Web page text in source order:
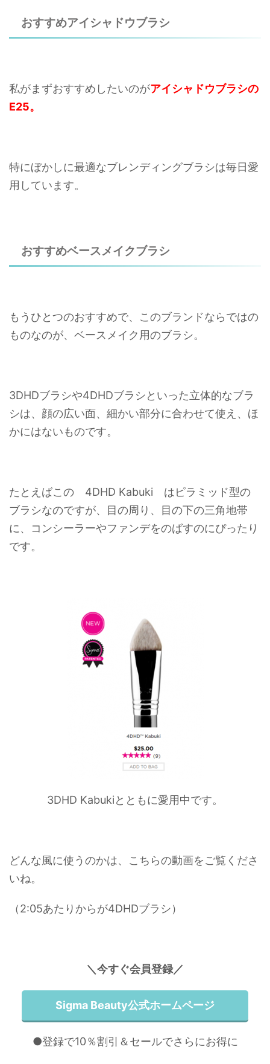
おすすめアイシャドウブラシ
私がまずおすすめしたいのがアイシャドウブラシの
E25。
特にぼかしに最適なブレンディングブラシは毎日愛
用しています。
おすすめベースメイクブラシ
もうひとつのおすすめで、このブランドならではの
ものなのが、ベースメイク用のブラシ。
3DHDブラシや4DHDブラシといった立体的なブラ
シは、顔の広い面、細かい部分に合わせて使え、ほ
かにはないものです。
たとえばこの 4DHD Kabuki はピラミッド型の
ブラシなのですが、目の周り、目の下の三角地帯
に、コンシーラーやファンデをのばすのにぴったり
です。
3DHD Kabukiとともに愛用中です。
どんな風に使うのかは、こちらの動画をご覧くださ
いね。
（2:05あたりからが4DHDブラシ）
＼今すぐ会員登録／
Sigma Beauty公式ホームページ
●登録で10％割引＆セールでさらにお得に